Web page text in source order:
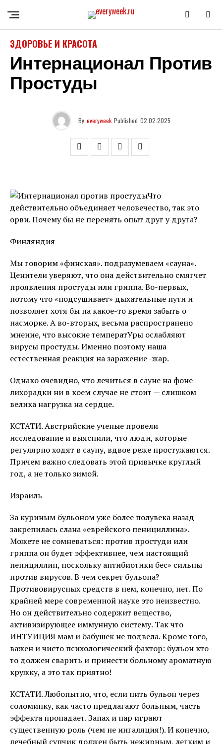
ЗДОРОВЬЕ И КРАСОТА
Интернационал Против
Простуды
By everyweek Published 02.02.2025
Что
действительно объединяет человечество, так это
орви. Почему бы не перенять опыт друг у друга?
Финляндия
Мы говорим «финская». подразумеваем «сауна».
Ценители уверяют, что она действительно смягчет
проявления простуды или гриппа. Во-первых,
потому что «подсушивает» дыхательные пути и
позволяет хотя бы на какое-то время забыть о
насморке. А во-вторых, весьма распространено
мнение, что высокие температУры ослабляют
вирусы простуды. Именно поэтому наша
естественная реакция на заражение -жар.
Однако очевидно, что лечиться в сауне на фоне
лихорадки ни в коем случае не стоит — слишком
велика нагрузка на сердце.
КСТАТИ. Австрийские ученые провели
исследование и выяснили, что люди, которые
регулярно ходят в сауну, вдвое реже простужаются.
Причем важно следовать этой привычке круглый
год, а не только зимой.
Израиль
За куриным бульоном уже более полувека назад
закрепилась слана «еврейского пенициллина».
Можете не сомневаться: против простуди или
гриппа он будет эффективнее, чем настоящий
пенициллин, поскольку антибиотики бес» сильны
против вирусов. В чем секрет бульона?
Противовирусных средств в нем, конечно, нет. По
крайней мере современной науке это неизвестно.
Но он действительно содержит вещество,
активизирующее иммунную систему. Так что
ИНТУИЦИЯ мам и бабушек не подвела. Кроме того,
важен и чисто психологический фактор: бульон кто-
то должен сварить и принести больному ароматную
кружку, а это так приятно!
КСТАТИ. Любопытно, что, если пить бульон через
соломинку, как часто предлагают больным, часть
эффекта пропадает. Запах и пар играют
существенную роль (чем не ингаляция!). И конечно,
лечебный супчик должен быть нежирным, легким и